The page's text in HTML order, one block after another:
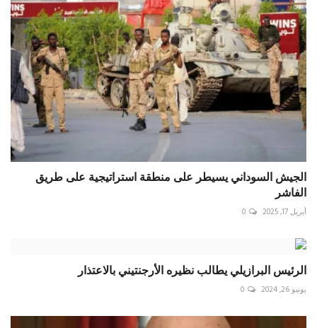
الجيش السوداني يسيطر على منطقة استراتيجية على طريق
الفاشر
أبريل 17, 2025 0
الرئيس البرازيلي يطالب نظيره الأرجنتيني بالاعتذار
يونيو 26, 2024 0